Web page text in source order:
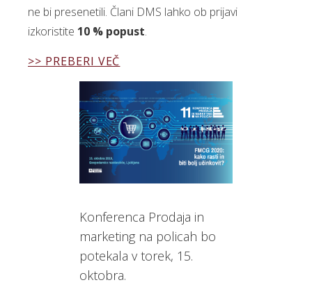
ne bi presenetili. Člani DMS lahko ob prijavi
izkoristite 10 % popust.
>> PREBERI VEČ
Konferenca Prodaja in
marketing na policah bo
potekala v torek, 15.
oktobra.